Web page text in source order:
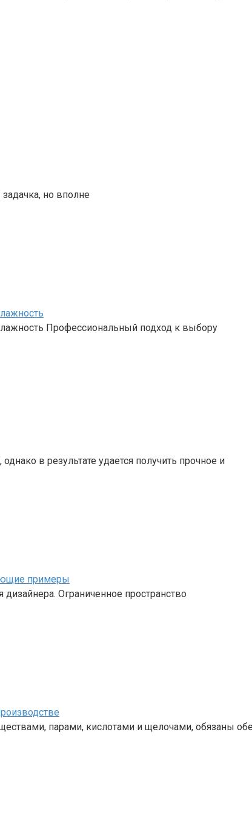
но вполне
Профессиональный подход к выбору
в результате удается получить прочное и
примеры
Ограниченное пространство
парами, кислотами и щелочами, обязаны